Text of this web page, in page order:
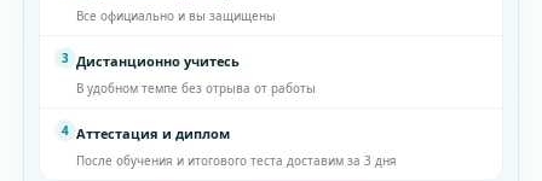
Все официально и вы защищены
3 Дистанционно учитесь
В удобном темпе без отрыва от работы
4 Аттестация и диплом
После обучения и итогового теста доставим за 3 дня